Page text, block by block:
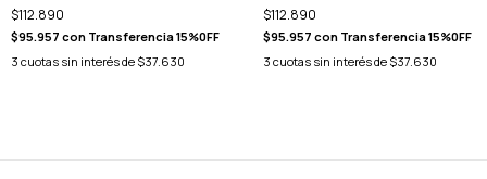
$112.890
$95.957 con Transferencia 15%0FF
3 cuotas sin interés de $37.630
$112.890
$95.957 con Transferencia 15%0FF
3 cuotas sin interés de $37.630